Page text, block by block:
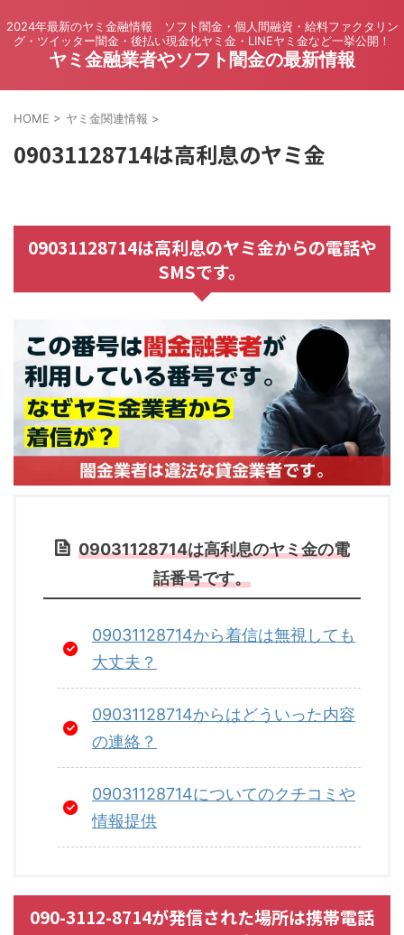
2024年最新のヤミ金融情報 ソフト闇金・個人間融資・給料ファクタリン
グ・ツイッター闇金・後払い現金化ヤミ金・LINEヤミ金など一挙公開！
ヤミ金融業者やソフト闇金の最新情報
HOME > ヤミ金関連情報 >
09031128714は高利息のヤミ金
09031128714は高利息のヤミ金からの電話や
SMSです。
09031128714は高利息のヤミ金の電
話番号です。
09031128714から着信は無視しても
大丈夫？
09031128714からはどういった内容
の連絡？
09031128714についてのクチコミや
情報提供
090-3112-8714が発信された場所は携帯電話